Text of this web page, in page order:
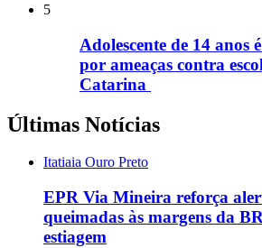
5
Adolescente de 14 anos
por ameaças contra
Catarina
Últimas Notícias
Itatiaia Ouro Preto
EPR Via Mineira reforça
queimadas às margens da
estiagem